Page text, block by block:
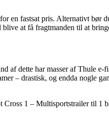
en fastsat pris. Alternativt bør
at få fragtmanden til at
af dette har masser af Thule e-
– drastisk, og endda nogle
1 – Multisportstrailer til 1